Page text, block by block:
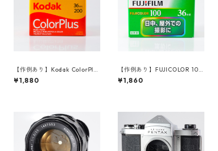
【作例あり】Kodak ColorPlu
s 200 35mmカラーネガフィ
ルム 36枚撮り コダック (K01
¥1,880
【作例あり】FUJICOLOR 100
36枚撮り 35mmカラーネガフ
ィルム 富士フイルム フジカラ
¥1,860